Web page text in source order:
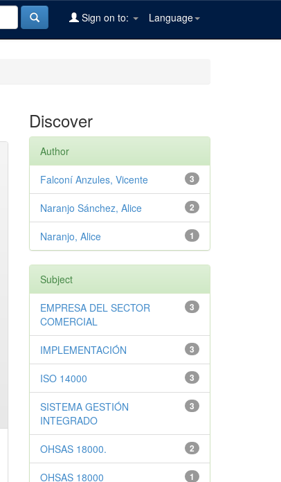
Language
Sign on to:
Discover
Author
3
Falconí Anzules, Vicente
2
Naranjo Sánchez, Alice
1
Naranjo, Alice
Subject
3
EMPRESA DEL SECTOR
COMERCIAL
3
IMPLEMENTACIÓN
3
ISO 14000
3
SISTEMA GESTIÓN
INTEGRADO
2
OHSAS 18000.
1
OHSAS 18000